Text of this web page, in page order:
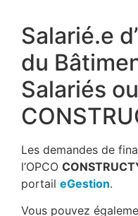
Salarié.e
du
Salariés
Les demandes de
l’OPCO
portail eGestion.
Vous pouvez